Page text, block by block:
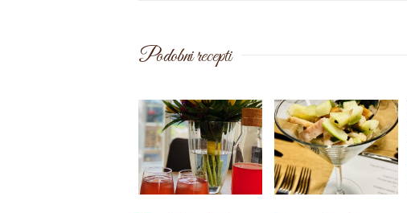
Podobni recepti